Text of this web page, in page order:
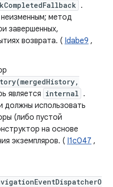
.
метод
завершенных,
возврата. ( Idabe9 ,
является internal .
должны использовать
(либо пустой
на основе
экземпляров. ( I1c047 ,